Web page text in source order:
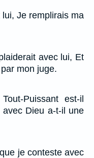
Je remplirais ma
avec lui, Et
mon juge.
Puissant est-il
Dieu a-t-il une
je conteste avec